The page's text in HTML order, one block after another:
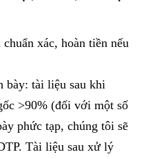
xác, hoàn tiền nếu
bày: tài liệu sau khi
>90% (đối với một số
phức tạp, chúng tôi sẽ
Tài liệu sau xử lý